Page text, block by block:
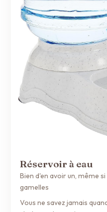
Réservoir à eau
Bien d'en avoir un, même
gamelles
Vous ne savez jamais